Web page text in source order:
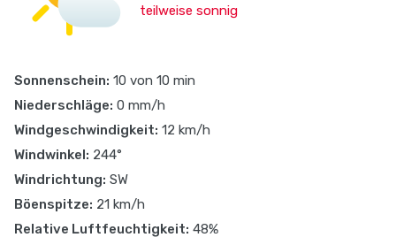
teilweise sonnig
Sonnenschein: 10 von 10 min
Niederschläge: 0 mm/h
Windgeschwindigkeit: 12 km/h
Windwinkel: 244°
Windrichtung: SW
Böenspitze: 21 km/h
Relative Luftfeuchtigkeit: 48%